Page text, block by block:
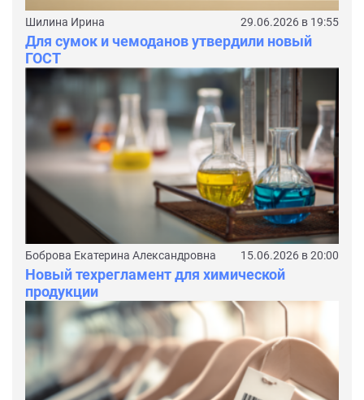
Шилина Ирина 29.06.2026 в 19:55
Для сумок и чемоданов утвердили новый
ГОСТ
Боброва Екатерина Александровна 15.06.2026 в 20:00
Новый техрегламент для химической
продукции